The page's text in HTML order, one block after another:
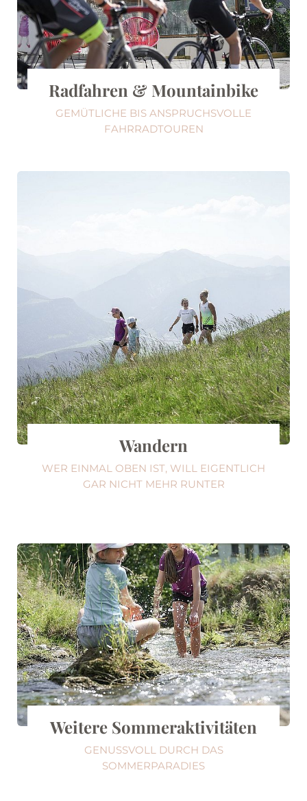
Radfahren & Mountainbike
GEMÜTLICHE BIS ANSPRUCHSVOLLE
FAHRRADTOUREN
Wandern
WER EINMAL OBEN IST, WILL EIGENTLICH
GAR NICHT MEHR RUNTER
Weitere Sommeraktivitäten
GENUSSVOLL DURCH DAS
SOMMERPARADIES